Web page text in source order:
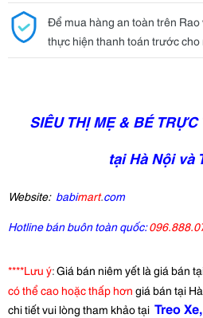
Để mua hàng an toàn trên
thực hiện thanh toán trước
SIÊU THỊ MẸ & BÉ TRỰC
tại Hà Nội và
Website: babimart.com
Hotline bán buôn toàn quốc:
****Lưu ý:Giá bán niêm yết là giá bán
có thể cao hoặc thấp hơn giá bán tại
chi tiết vui lòng tham khảo tại Treo